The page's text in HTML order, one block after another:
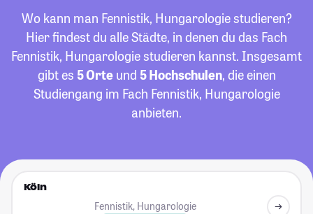
Wo kann man Fennistik, Hungarologie studieren?
Hier findest du alle Städte, in denen du das Fach
Fennistik, Hungarologie studieren kannst. Insgesamt
gibt es 5 Orteund 5 Hochschulen, die einen
Studiengang im Fach Fennistik, Hungarologie
anbieten.
Köln
Fennistik, Hungarologie